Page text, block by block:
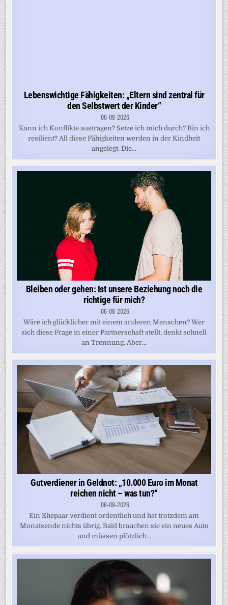
Lebenswichtige Fähigkeiten: „Eltern sind zentral für
den Selbstwert der Kinder“
06-08-2026
Kann ich Konflikte austragen? Setze ich mich durch? Bin ich
resilient? All diese Fähigkeiten werden in der Kindheit
angelegt. Die...
Bleiben oder gehen: Ist unsere Beziehung noch die
richtige für mich?
06-08-2026
Wäre ich glücklicher mit einem anderen Menschen? Wer
sich diese Frage in einer Partnerschaft stellt, denkt schnell
an Trennung. Aber...
Gutverdiener in Geldnot: „10.000 Euro im Monat
reichen nicht – was tun?“
06-08-2026
Ein Ehepaar verdient ordentlich und hat trotzdem am
Monatsende nichts übrig. Bald brauchen sie ein neues Auto
und müssen plötzlich...